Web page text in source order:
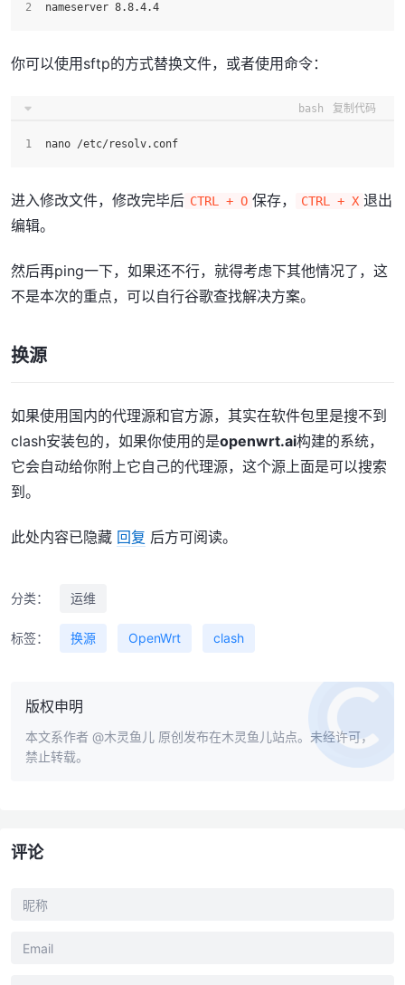
nameserver 8.8.4.4
你可以使用sftp的方式替换文件，或者使用命令：
bash 复制代码
nano /etc/resolv.conf
进入修改文件，修改完毕后 CTRL + O 保存， CTRL + X 退出
编辑。
然后再ping一下，如果还不行，就得考虑下其他情况了，这
不是本次的重点，可以自行谷歌查找解决方案。
换源
如果使用国内的代理源和官方源，其实在软件包里是搜不到
clash安装包的，如果你使用的是openwrt.ai构建的系统，
它会自动给你附上它自己的代理源，这个源上面是可以搜索
到。
此处内容已隐藏 回复 后方可阅读。
分类： 运维
标签： 换源 OpenWrt clash
版权申明
本文系作者 @木灵鱼儿 原创发布在木灵鱼儿站点。未经许可，
禁止转载。
评论